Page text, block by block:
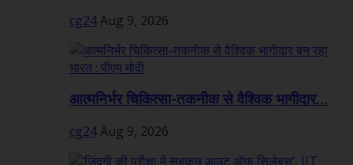
cg24Aug 9, 2026
आत्मनिर्भर चिकित्सा-तकनीक से वैश्विक भागीदार...
cg24Aug 9, 2026